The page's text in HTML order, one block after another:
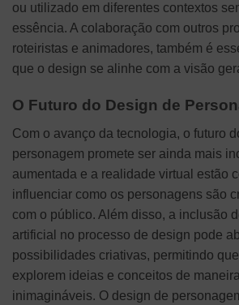
ou utilizado em diferentes contextos
essência. A colaboração com outros
roteiristas e animadores, também é
que o design se alinhe com a visão
O Futuro do Design de
Com o avanço da tecnologia, o futuro
personagem promete ser ainda mais
aumentada e a realidade virtual estão
influenciar como os personagens são
com o público. Além disso, a inclusão
artificial no processo de design pode
possibilidades criativas, permitindo
explorem ideias e conceitos de
inimagináveis. O design de